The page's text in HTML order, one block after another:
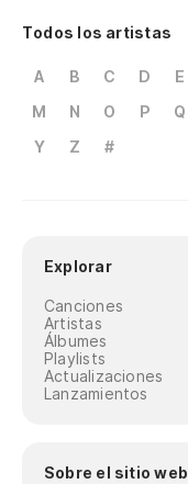
Todos los artistas
A B C D E
M
N O P Q
Y
Z #
Explorar
Canciones
Artistas
Álbumes
Playlists
Actualizaciones
Lanzamientos
Sobre el sitio web